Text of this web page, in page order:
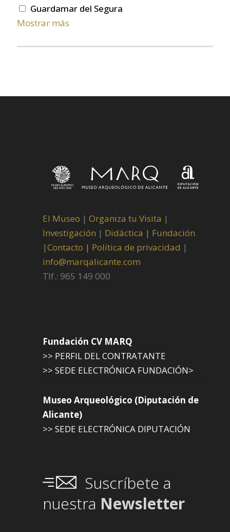
Guardamar del Segura
Mostrar más
El Museo | Organiza tu Visita |
Investigación | Didáctica | Fundación
|Contacto | Política de privacidad |
info@marqalicante.com
Tlf.: 965 149 000
Fundación CV MARQ
>> PERFIL DEL CONTRATANTE
>> SEDE ELECTRÓNICA FUNDACIÓN>
Museo Arqueológico (Diputación de
Alicante)
>> SEDE ELECTRÓNICA DIPUTACIÓN
Suscríbete a
nuestra Newsletter